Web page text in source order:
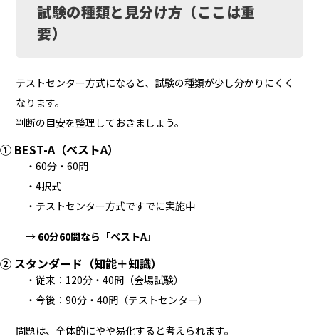
試験の種類と見分け方（ここは重
要）
テストセンター方式になると、試験の種類が少し分かりにくく
なります。
判断の目安を整理しておきましょう。
① BEST-A（ベストA）
・60分・60問
・4択式
・テストセンター方式ですでに実施中
→ 60分60問なら「ベストA」
② スタンダード（知能＋知識）
・従来：120分・40問（会場試験）
・今後：90分・40問（テストセンター）
問題は、全体的にやや易化すると考えられます。